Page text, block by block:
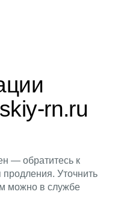
rn.ru
— обратитесь к
Уточнить
можно в службе